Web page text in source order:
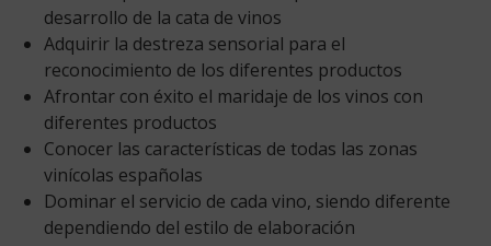
desarrollo de la cata de vinos
Adquirir la destreza sensorial para el
reconocimiento de los diferentes productos
Afrontar con éxito el maridaje de los vinos con
diferentes productos
Conocer las características de todas las zonas
vinícolas españolas
Dominar el servicio de cada vino, siendo diferente
dependiendo del estilo de elaboración